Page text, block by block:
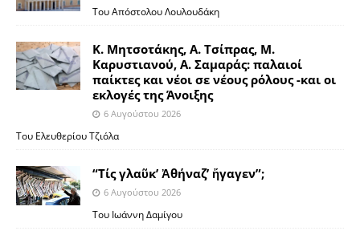
Του Απόστολου Λουλουδάκη
Κ. Μητσοτάκης, Α. Τσίπρας, Μ.
Καρυστιανού, Α. Σαμαράς: παλαιοί
παίκτες και νέοι σε νέους ρόλους -και οι
εκλογές της Άνοιξης
6 Αυγούστου 2026
Του Ελευθερίου Τζιόλα
“Τίς γλαῦκ’ Ἀθήναζ’ ἤγαγεν”;
6 Αυγούστου 2026
Του Ιωάννη Δαμίγου